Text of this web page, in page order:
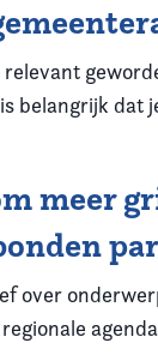
belangrijk dat
meer
over